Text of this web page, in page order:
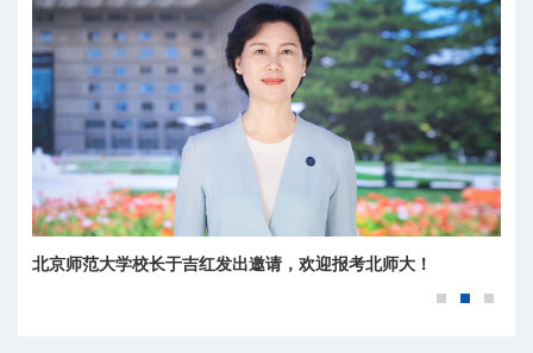
北京师范大学校长于吉红发出邀请，欢迎报考北师大！